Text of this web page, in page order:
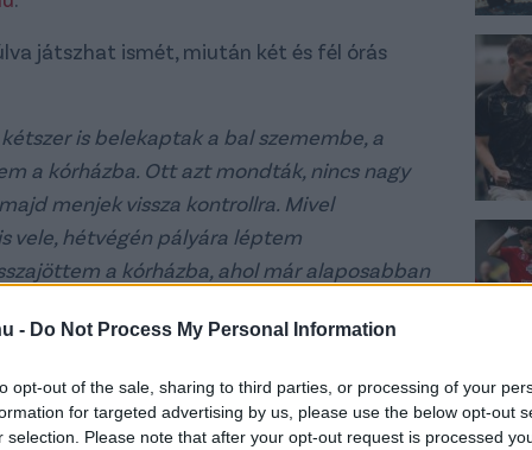
- Do Not Process My Personal Information
opt-out of the sale, sharing to third parties, or processing of your
for targeted advertising by us, please use the below opt-out
selection. Please note that after your opt-out request is processed
játszhat ismét, miután két és fél órás
is belekaptak a bal szemembe, a
a kórházba. Ott azt mondták, nincs nagy
menjek vissza kontrollra. Mivel
vele, hétvégén pályára léptem
a kórházba, ahol már alaposabban
régebbről - tehát nem a BVSC elleni
van a bal pupillám környékén és ami
- úgyhogy a doktor úr azt mondta:
rajta, hogy majd csak a bajnokság
úgy látta jobbnak, ha nem húzom-